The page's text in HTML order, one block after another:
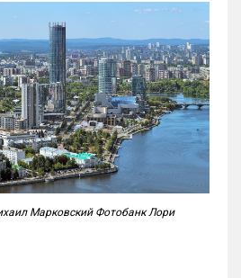
Марковский Фотобанк Лори